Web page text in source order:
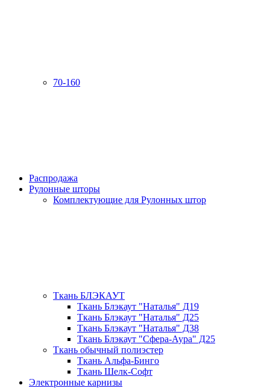
70-160
Распродажа
Рулонные шторы
Комплектующие для Рулонных штор
Ткань БЛЭКАУТ
Ткань Блэкаут "Наталья" Д19
Ткань Блэкаут "Наталья" Д25
Ткань Блэкаут "Наталья" Д38
Ткань Блэкаут "Сфера-Аура" Д25
Ткань обычный полиэстер
Ткань Альфа-Бинго
Ткань Шелк-Софт
Электронные карнизы